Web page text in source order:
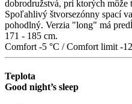
dobrodružstvá, pri ktorých
Spoľahlivý štvorsezónny spací
pohodlný. Verzia "long" má
171 - 185 cm.
Comfort -5 °C /Comfort limit -
Teplota
Good night’s sleep